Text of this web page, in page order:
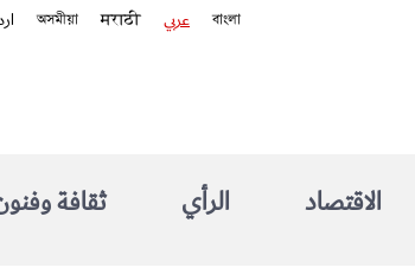
অসমীয়া मराठी عربي বাংলা
ثقافة الرأي الاقتصاد